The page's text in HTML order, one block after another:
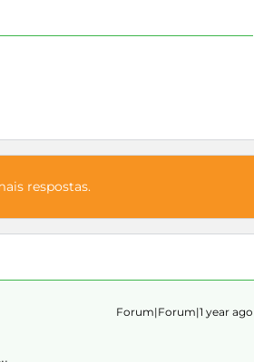
respostas.
Forum|Forum|1 year ago